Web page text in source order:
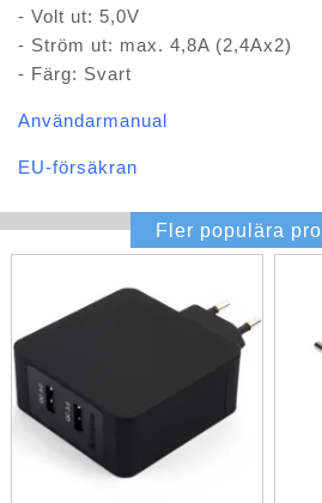
- Volt ut: 5,0V
- Ström ut: max. 4,8A (2,4Ax2)
- Färg: Svart
Användarmanual
EU-försäkran
Fler populära